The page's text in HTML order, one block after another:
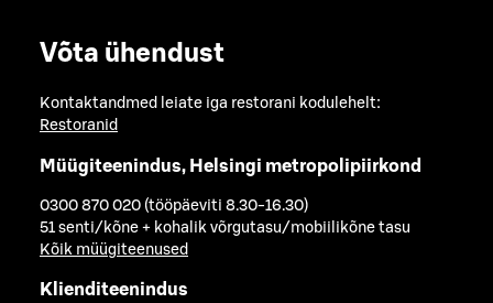
Võta ühendust
Kontaktandmed leiate iga restorani kodulehelt:
Restoranid
Müügiteenindus, Helsingi metropolipiirkond
0300 870 020 (tööpäeviti 8.30-16.30)
51 senti/kõne + kohalik võrgutasu/mobiilikõne tasu
Kõik müügiteenused
Klienditeenindus